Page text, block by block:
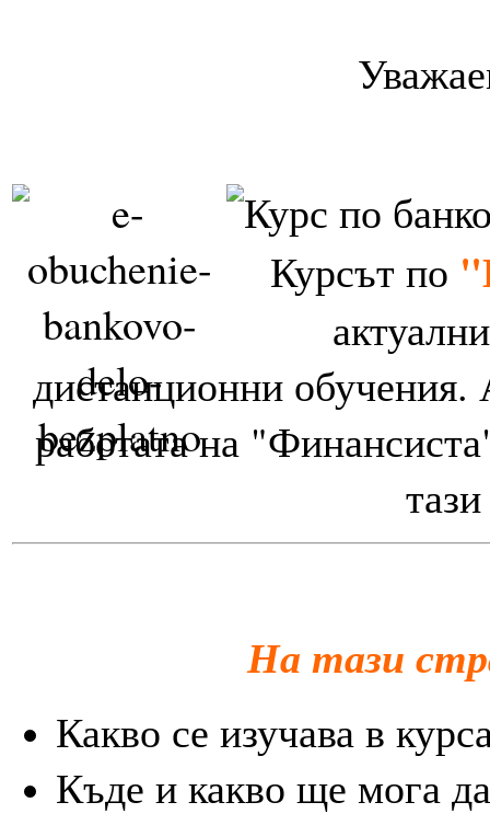
Курсът по
дистанционни обучения.
работата на
На тази
Какво се изучава в
Къде и какво ще мога